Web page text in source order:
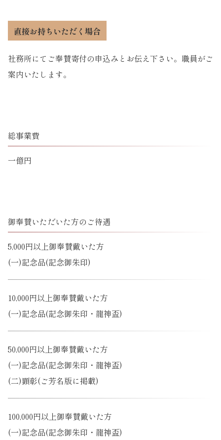
直接お持ちいただく場合
社務所にてご奉賛寄付の申込みとお伝え下さい。職員がご
案内いたします。
総事業費
一億円
御奉賛いただいた方のご待遇
5,000円以上御奉賛戴いた方
(一)記念品(記念御朱印)
10,000円以上御奉賛戴いた方
(一)記念品(記念御朱印・龍神盃)
50,000円以上御奉賛戴いた方
(一)記念品(記念御朱印・龍神盃)
(二)顕彰(ご芳名版に掲載)
100,000円以上御奉賛戴いた方
(一)記念品(記念御朱印・龍神盃)